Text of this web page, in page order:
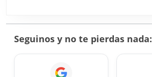
desde
agosto
Seguinos y no te pierdas nada: